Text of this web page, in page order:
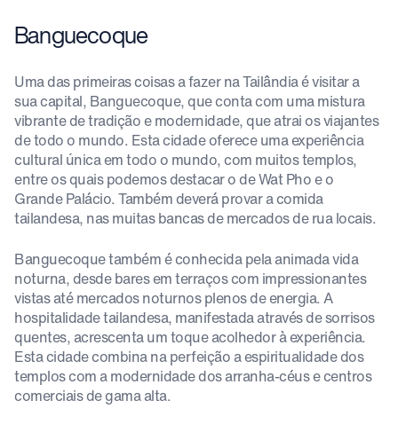
Banguecoque
Uma das primeiras coisas a fazer na Tailândia é visitar a
sua capital, Banguecoque, que conta com uma mistura
vibrante de tradição e modernidade, que atrai os viajantes
de todo o mundo. Esta cidade oferece uma experiência
cultural única em todo o mundo, com muitos templos,
entre os quais podemos destacar o de Wat Pho e o
Grande Palácio. Também deverá provar a comida
tailandesa, nas muitas bancas de mercados de rua locais.
Banguecoque também é conhecida pela animada vida
noturna, desde bares em terraços com impressionantes
vistas até mercados noturnos plenos de energia. A
hospitalidade tailandesa, manifestada através de sorrisos
quentes, acrescenta um toque acolhedor à experiência.
Esta cidade combina na perfeição a espiritualidade dos
templos com a modernidade dos arranha-céus e centros
comerciais de gama alta.